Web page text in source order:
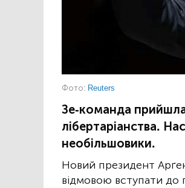
Фото: Reuters
Зе-команда прийшла
лібертаріанства.
необільшовики.
Новий президент
відмовою вступати до